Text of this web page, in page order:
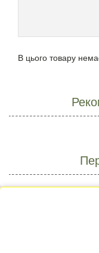
В цього товару